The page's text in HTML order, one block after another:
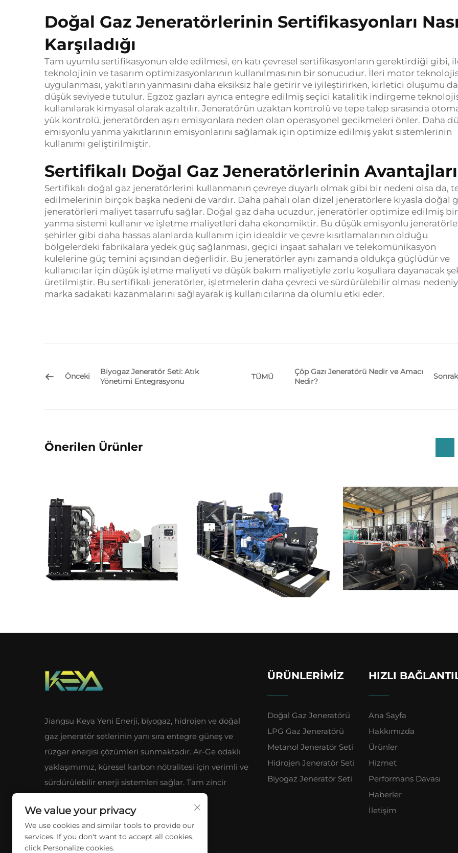
Doğal Gaz Jeneratörlerinin Sertifikasyonları
Karşıladığı
Tam uyumlu sertifikasyonun elde edilmesi, en katı çevresel sertifikasyonların gerektirdiği gibi,
teknolojinin ve tasarım optimizasyonlarının kullanılmasının bir sonucudur. İleri motor
uygulanması, yakıtların yanmasını daha eksiksiz hale getirir ve iyileştirirken, kirletici oluşumu
düşük seviyede tutulur. Egzoz gazları ayrıca entegre edilmiş seçici katalitik indirgeme
kullanılarak kimyasal olarak azaltılır. Jeneratörün uzaktan kontrolü ve tepe talep sırasında
yük kontrolü, jeneratörden aşırı emisyonlara neden olan operasyonel gecikmeleri önler. Daha
emisyonlu yanma yakıtlarının emisyonlarını sağlamak için optimize edilmiş yakıt sistemlerinin
kullanımı geliştirilmiştir.
Sertifikalı Doğal Gaz Jeneratörlerinin Avantajları
Sertifikalı doğal gaz jeneratörlerini kullanmanın çevreye duyarlı olmak gibi bir nedeni olsa da,
edilmelerinin birçok başka nedeni de vardır. Daha pahalı olan dizel jeneratörlere kıyasla doğal
jeneratörleri maliyet tasarrufu sağlar. Doğal gaz daha ucuzdur, jeneratörler optimize edilmiş bir
yanma sistemi kullanır ve işletme maliyetleri daha ekonomiktir. Bu düşük emisyonlu
şehirler gibi daha hassas alanlarda kullanım için idealdir ve çevre kısıtlamalarının olduğu
bölgelerdeki fabrikalara yedek güç sağlanması, geçici inşaat sahaları ve telekomünikasyon
kulelerine güç temini açısından değerlidir. Bu jeneratörler aynı zamanda oldukça güçlüdür ve
kullanıcılar için düşük işletme maliyeti ve düşük bakım maliyetiyle zorlu koşullara dayanacak
üretilmiştir. Bu sertifikalı jeneratörler, işletmelerin daha çevreci ve sürdürülebilir olması
marka sadakati kazanmalarını sağlayarak iş kullanıcılarına da olumlu etki eder.
Önceki
Biyogaz Jeneratör Seti: Atık
Yönetimi Entegrasyonu
TÜMÜ
Çöp Gazı Jeneratörü Nedir ve Amacı
Nedir?
Önerilen Ürünler
Jiangsu Keya Yeni Enerji, biyogaz, hidrojen ve doğal
gaz jeneratör setlerinin yanı sıra entegre güneş ve
rüzgar enerjisi çözümleri sunmaktadır. Ar-Ge odaklı
yaklaşımımız, küresel karbon nötralitesi için verimli ve
sürdürülebilir enerji sistemleri sağlar. Tam zincir
ÜRÜNLERIMIZ
Doğal Gaz Jeneratörü
LPG Gaz Jeneratörü
Metanol Jeneratör Seti
Hidrojen Jeneratör Seti
Biyogaz Jeneratör Seti
HIZLI
Ana Sayfa
Hakkımızda
Ürünler
Hizmet
Performans Davası
Haberler
İletişim
We value your privacy
We use cookies and similar tools to provide our
services. If you don't want to accept all cookies,
click Personalize cookies.